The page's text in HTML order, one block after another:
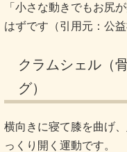
「小さな動きでもお尻
はずです（引用元：公
クラムシェル（
グ）
横向きに寝て膝を曲げ
っくり開く運動です。